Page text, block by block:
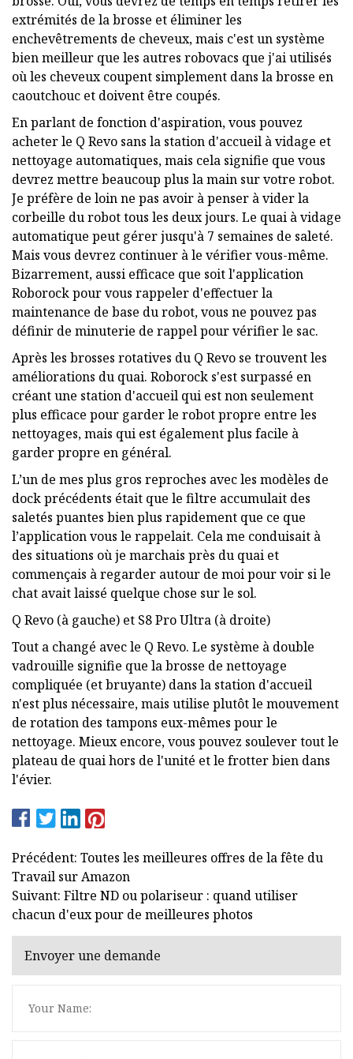
extrémités de la brosse et éliminer les
enchevêtrements de cheveux, mais c'est un système
bien meilleur que les autres robovacs que j'ai utilisés
où les cheveux coupent simplement dans la brosse en
caoutchouc et doivent être coupés.
En parlant de fonction d'aspiration, vous pouvez
acheter le Q Revo sans la station d'accueil à vidage et
nettoyage automatiques, mais cela signifie que vous
devrez mettre beaucoup plus la main sur votre robot.
Je préfère de loin ne pas avoir à penser à vider la
corbeille du robot tous les deux jours. Le quai à vidage
automatique peut gérer jusqu'à 7 semaines de saleté.
Mais vous devrez continuer à le vérifier vous-même.
Bizarrement, aussi efficace que soit l'application
Roborock pour vous rappeler d'effectuer la
maintenance de base du robot, vous ne pouvez pas
définir de minuterie de rappel pour vérifier le sac.
Après les brosses rotatives du Q Revo se trouvent les
améliorations du quai. Roborock s'est surpassé en
créant une station d'accueil qui est non seulement
plus efficace pour garder le robot propre entre les
nettoyages, mais qui est également plus facile à
garder propre en général.
L’un de mes plus gros reproches avec les modèles de
dock précédents était que le filtre accumulait des
saletés puantes bien plus rapidement que ce que
l’application vous le rappelait. Cela me conduisait à
des situations où je marchais près du quai et
commençais à regarder autour de moi pour voir si le
chat avait laissé quelque chose sur le sol.
Q Revo (à gauche) et S8 Pro Ultra (à droite)
Tout a changé avec le Q Revo. Le système à double
vadrouille signifie que la brosse de nettoyage
compliquée (et bruyante) dans la station d'accueil
n'est plus nécessaire, mais utilise plutôt le mouvement
de rotation des tampons eux-mêmes pour le
nettoyage. Mieux encore, vous pouvez soulever tout le
plateau de quai hors de l'unité et le frotter bien dans
l'évier.
Précédent: Toutes les meilleures offres de la fête du
Travail sur Amazon
Suivant: Filtre ND ou polariseur : quand utiliser
chacun d'eux pour de meilleures photos
Envoyer une demande